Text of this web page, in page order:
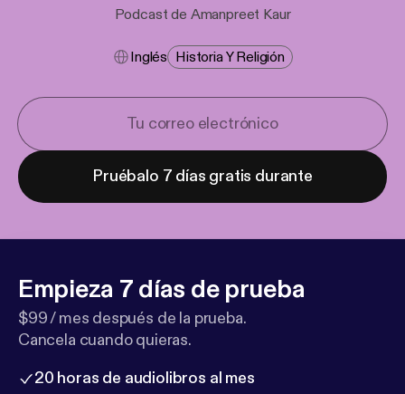
Podcast de Amanpreet Kaur
Inglés Historia Y Religión
Pruébalo 7 días gratis durante
Empieza 7 días de prueba
$99 / mes después de la prueba.
Cancela cuando quieras.
20 horas de audiolibros al mes